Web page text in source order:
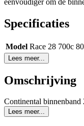
Specificaties
Model Race 28 700c
Lees meer...
Omschrijving
Continental
Lees meer...